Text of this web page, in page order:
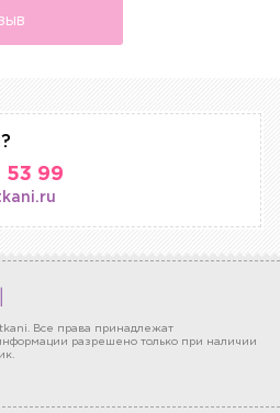
53 99
Все права принадлежат
разрешено только при наличии